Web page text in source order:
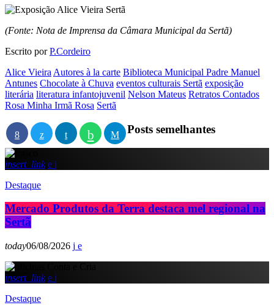
(Fonte: Nota de Imprensa da Câmara Municipal da Sertã)
Escrito porP.Cordeiro
Alice Vieira Autores à la carte Biblioteca Municipal Padre Manuel
Antunes Chocolate à Chuva eventos culturais Sertã exposição
literária literatura infantojuvenil Nelson Mateus Retratos Contados
Rosa Minha Irmã Rosa Sertã
Posts semelhantes
insert_link
Destaque
Mercado Produtos da Terra destaca mel regional na
Sertã
today06/08/2026
insert_link
Destaque